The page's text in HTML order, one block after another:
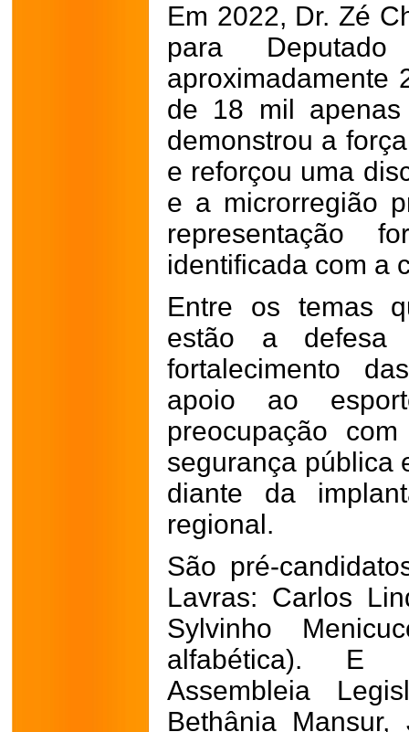
Em 2022, Dr. Zé
para
aproximadamente
de 18 mil
demonstrou a
e reforçou uma
e a microrregião
representação
identificada com a
Entre os temas
estão a defesa
fortalecimento
apoio ao
preocupação
segurança pública
diante da
regional.
São pré-
Lavras: Carlos
Sylvinho
alfabética). E
Assembleia
Bethânia